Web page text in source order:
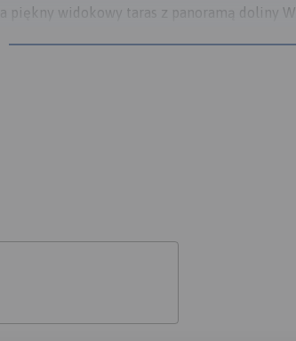
piękny widokowy taras z panoramą doliny
Parku Piszczele, na wspomnianej
z Czechami. Niestety tradycyjnie "nic się nie